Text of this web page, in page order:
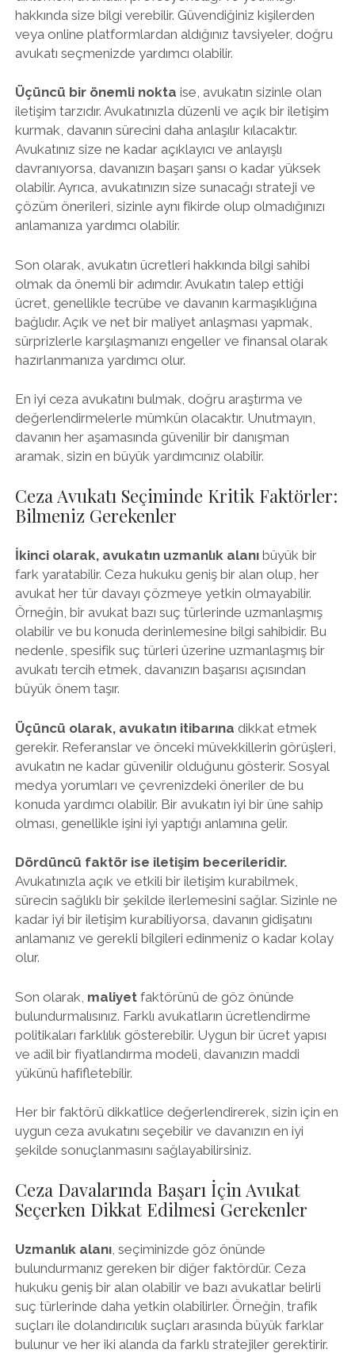
hakkında size bilgi verebilir. Güvendiğiniz kişilerden
veya online platformlardan aldığınız tavsiyeler, doğru
avukatı seçmenizde yardımcı olabilir.
Üçüncü bir önemli nokta ise, avukatın sizinle olan
iletişim tarzıdır. Avukatınızla düzenli ve açık bir iletişim
kurmak, davanın sürecini daha anlaşılır kılacaktır.
Avukatınız size ne kadar açıklayıcı ve anlayışlı
davranıyorsa, davanızın başarı şansı o kadar yüksek
olabilir. Ayrıca, avukatınızın size sunacağı strateji ve
çözüm önerileri, sizinle aynı fikirde olup olmadığınızı
anlamanıza yardımcı olabilir.
Son olarak, avukatın ücretleri hakkında bilgi sahibi
olmak da önemli bir adımdır. Avukatın talep ettiği
ücret, genellikle tecrübe ve davanın karmaşıklığına
bağlıdır. Açık ve net bir maliyet anlaşması yapmak,
sürprizlerle karşılaşmanızı engeller ve finansal olarak
hazırlanmanıza yardımcı olur.
En iyi ceza avukatını bulmak, doğru araştırma ve
değerlendirmelerle mümkün olacaktır. Unutmayın,
davanın her aşamasında güvenilir bir danışman
aramak, sizin en büyük yardımcınız olabilir.
Ceza Avukatı Seçiminde Kritik Faktörler:
Bilmeniz Gerekenler
İkinci olarak, avukatın uzmanlık alanıbüyük bir
fark yaratabilir. Ceza hukuku geniş bir alan olup, her
avukat her tür davayı çözmeye yetkin olmayabilir.
Örneğin, bir avukat bazı suç türlerinde uzmanlaşmış
olabilir ve bu konuda derinlemesine bilgi sahibidir. Bu
nedenle, spesifik suç türleri üzerine uzmanlaşmış bir
avukatı tercih etmek, davanızın başarısı açısından
büyük önem taşır.
Üçüncü olarak, avukatın itibarına dikkat etmek
gerekir. Referanslar ve önceki müvekkillerin görüşleri,
avukatın ne kadar güvenilir olduğunu gösterir. Sosyal
medya yorumları ve çevrenizdeki öneriler de bu
konuda yardımcı olabilir. Bir avukatın iyi bir üne sahip
olması, genellikle işini iyi yaptığı anlamına gelir.
Dördüncü faktör ise iletişim becerileridir.
Avukatınızla açık ve etkili bir iletişim kurabilmek,
sürecin sağlıklı bir şekilde ilerlemesini sağlar. Sizinle ne
kadar iyi bir iletişim kurabiliyorsa, davanın gidişatını
anlamanız ve gerekli bilgileri edinmeniz o kadar kolay
olur.
Son olarak, maliyetfaktörünü de göz önünde
bulundurmalısınız. Farklı avukatların ücretlendirme
politikaları farklılık gösterebilir. Uygun bir ücret yapısı
ve adil bir fiyatlandırma modeli, davanızın maddi
yükünü hafifletebilir.
Her bir faktörü dikkatlice değerlendirerek, sizin için en
uygun ceza avukatını seçebilir ve davanızın en iyi
şekilde sonuçlanmasını sağlayabilirsiniz.
Ceza Davalarında Başarı İçin Avukat
Seçerken Dikkat Edilmesi Gerekenler
Uzmanlık alanı, seçiminizde göz önünde
bulundurmanız gereken bir diğer faktördür. Ceza
hukuku geniş bir alan olabilir ve bazı avukatlar belirli
suç türlerinde daha yetkin olabilirler. Örneğin, trafik
suçları ile dolandırıcılık suçları arasında büyük farklar
bulunur ve her iki alanda da farklı stratejiler gerektirir.